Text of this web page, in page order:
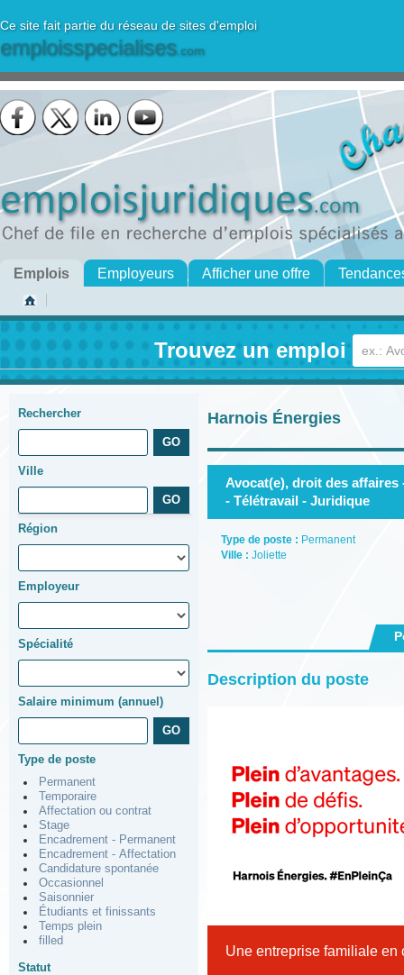
Ce site fait partie du réseau de sites d'emploi
emploisspecialises.com
Emplois Employeurs Afficher une offre
Trouvez un emploi
Rechercher
Ville
Région
Employeur
Spécialité
Salaire minimum (annuel)
Type de poste
Permanent
Temporaire
Affectation ou contrat
Stage
Encadrement - Permanent
Encadrement - Affectation
Candidature spontanée
Occasionnel
Saisonnier
Étudiants et finissants
Temps plein
filled
Statut
Harnois Énergies
Avocat(e), droit des
- Télétravail - Juridique
Type de poste : Permanent
Ville : Joliette
Description du poste
Une entreprise familiale en